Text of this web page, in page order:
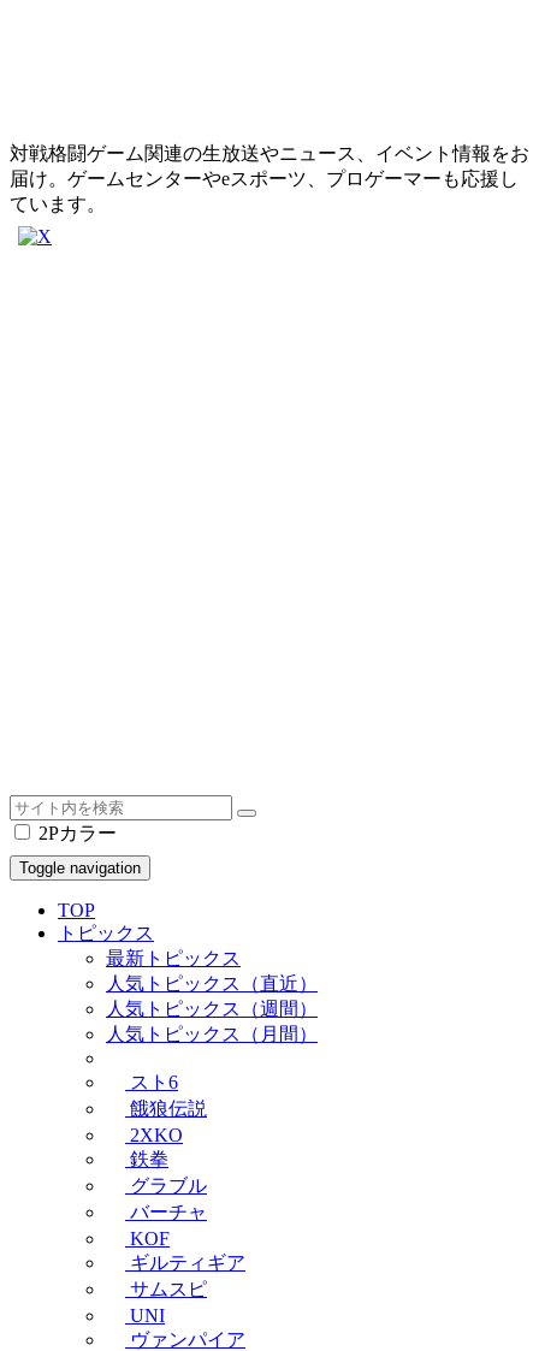
対戦格闘ゲーム関連の生放送やニュース、イベント情報をお
届け。ゲームセンターやeスポーツ、プロゲーマーも応援し
ています。
2Pカラー
Toggle navigation
TOP
トピックス
最新トピックス
人気トピックス（直近）
人気トピックス（週間）
人気トピックス（月間）
スト6
餓狼伝説
2XKO
鉄拳
グラブル
バーチャ
KOF
ギルティギア
サムスピ
UNI
ヴァンパイア